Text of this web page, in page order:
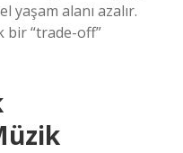
yaşam alanı azalır.
bir “trade-off”